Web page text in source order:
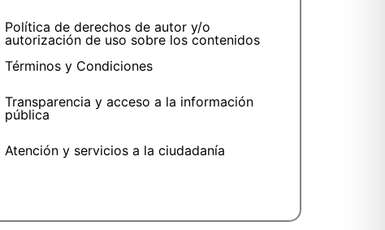
Política de derechos de autor y/o
autorización de uso sobre los contenidos
Términos y Condiciones
Transparencia y acceso a la información
pública
Atención y servicios a la ciudadanía